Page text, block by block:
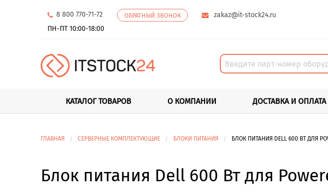
8 800 770-71-72 ОБРАТНЫЙ ЗВОНОК
zakaz@it-stock24.ru
ПН-ПТ 10:00-18:00
КАТАЛОГ ТОВАРОВ О КОМПАНИИ ДОСТАВКА И ОПЛАТА
ГЛАВНАЯ СЕРВЕРНЫЕ КОМПЛЕКТУЮЩИЕ БЛОКИ ПИТАНИЯ БЛОК ПИТАНИЯ DELL 600 ВТ ДЛЯ
Блок питания Dell 600 Вт для